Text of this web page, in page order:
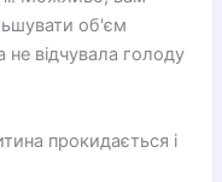
об'єм
відчувала голоду
прокидається і